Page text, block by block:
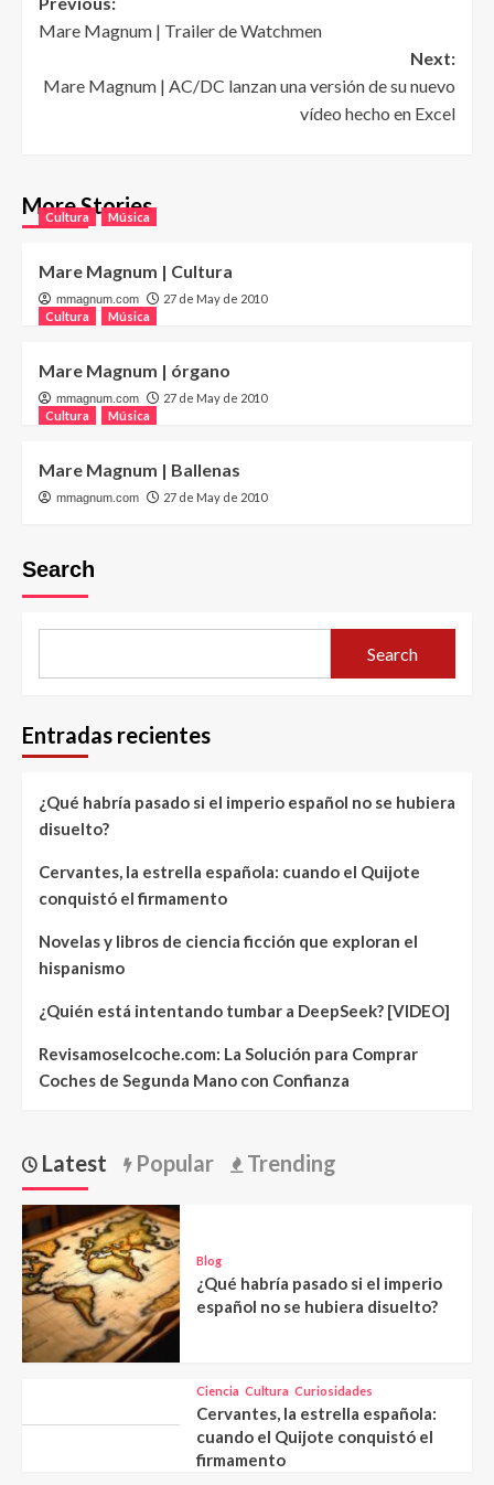
navigation
Mare Magnum | Trailer de Watchmen
Next:
Mare Magnum | AC/DC lanzan una versión de su nuevo
vídeo hecho en Excel
More Stories
Cultura Música
Mare Magnum | Cultura
mmagnum.com
27 de May de 2010
Cultura
Música
Mare Magnum | órgano
mmagnum.com
27 de May de 2010
Cultura
Música
Mare Magnum | Ballenas
mmagnum.com 27 de May de 2010
Search
Search
Entradas recientes
¿Qué habría pasado si el imperio español no se hubiera
disuelto?
Cervantes, la estrella española: cuando el Quijote
conquistó el firmamento
Novelas y libros de ciencia ficción que exploran el
hispanismo
¿Quién está intentando tumbar a DeepSeek? [VIDEO]
Revisamoselcoche.com: La Solución para Comprar
Coches de Segunda Mano con Confianza
Latest Popular Trending
Blog
¿Qué habría pasado si el imperio
español no se hubiera disuelto?
Ciencia Cultura Curiosidades
Cervantes, la estrella española:
cuando el Quijote conquistó el
firmamento